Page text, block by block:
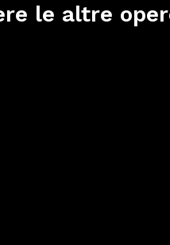
le altre